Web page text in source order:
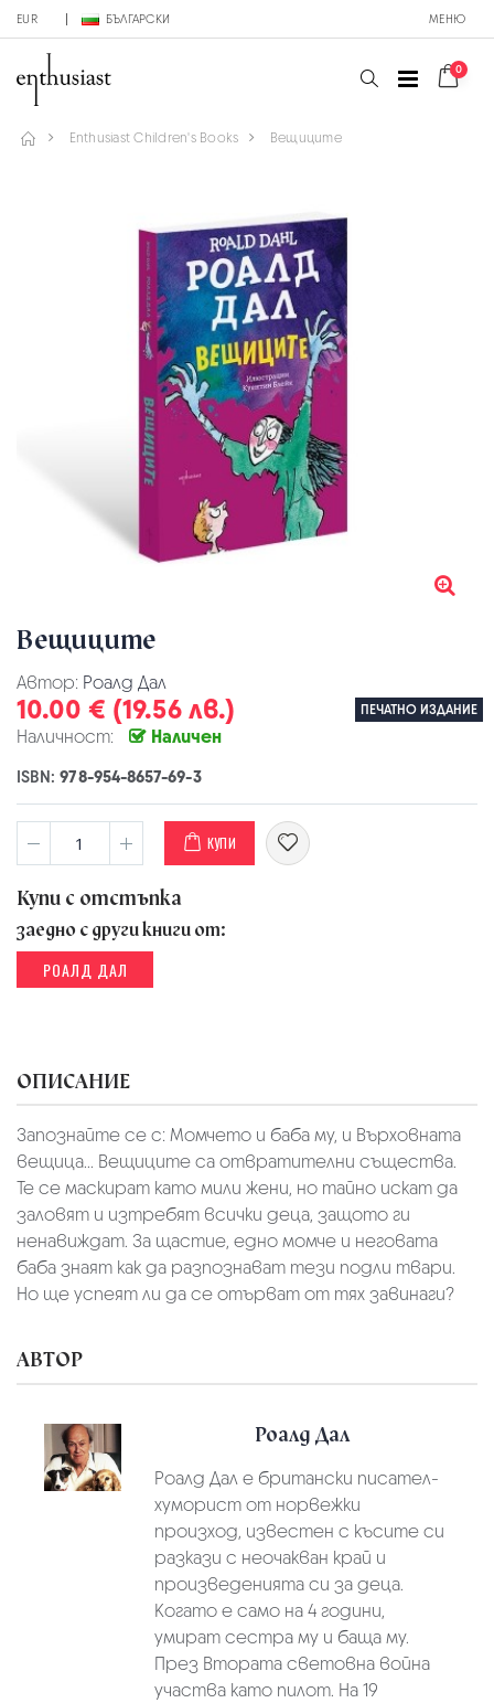
EUR БЪЛГАРСКИ МЕНЮ
0
Enthusiast Children's Books Вещиците
Вещиците
Автор: Роалд Дал
10.00 € (19.56 лв.) ПЕЧАТНО ИЗДАНИЕ
Наличност: Наличен
ISBN:978-954-8657-69-3
КУПИ
Купи с отстъпка
заедно с други книги от:
РОАЛД ДАЛ
ОПИСАНИЕ
Запознайте се с: Момчето и баба му, и Върховната
вещица... Вещиците са отвратителни същества.
Те се маскират като мили жени, но тайно искат да
заловят и изтребят всички деца, защото ги
ненавиждат. За щастие, едно момче и неговата
баба знаят как да разпознават тези подли твари.
Но ще успеят ли да се отърват от тях завинаги?
АВТОР
Роалд Дал
Роалд Дал е британски писател-
хуморист от норвежки
произход, известен с късите си
разкази с неочакван край и
произведенията си за деца.
Когато е само на 4 години,
умират сестра му и баща му.
През Втората световна война
участва като пилот. На 19